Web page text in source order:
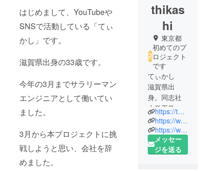
はじめまして、YouTubeや
SNSで活動している「てぃ
かし」です。
滋賀県出身の33歳です。
今年の3月までサラリーマン
エンジニアとして働いてい
ました。
3月から本プロジェクトに挑
戦しようと思い、会社を辞
めました。
thikas
hi
東京都
初めてのプ
ロジェクト
です
てぃかし
滋賀県出
身。同志社
大学工学部
卒業。
滋賀県に18
年、京都に4
年、大阪に3
https://thikashi-blog.com
https://www.youtube.com/channel/UCosQ4LrZYUhmzxpmPccS8lA?sub_confirmation=1
https://www.youtube.com/channel/UCKi3kCzk92WUqc9gTZrC0Bg?sub_confirmation=1
メッセー
ジを送る